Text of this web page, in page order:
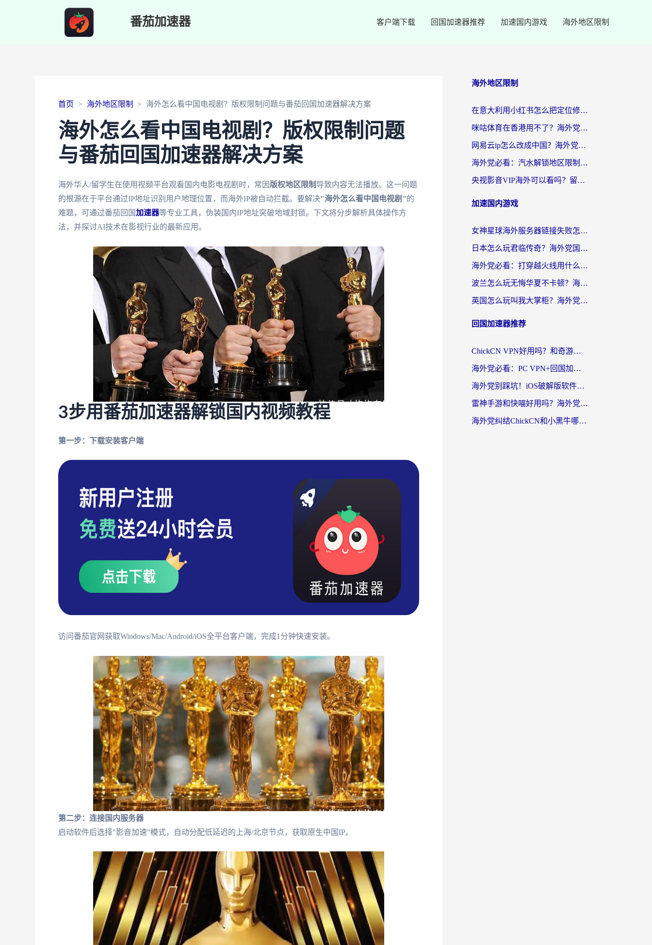
番茄加速器 客户端下载 回国加速器推荐 加速国内游戏 海外地区限制
首页 海外地区限制 海外怎么看中国电视剧？版权限制问题与番茄回国加速器解决方案
海外怎么看中国电视剧？版权限制问题
与番茄回国加速器解决方案
海外华人/留学生在使用视频平台观看国内电影电视剧时，常因 版权地区限制 导致内容无法播放。这一问题
的根源在于平台通过IP地址识别用户地理位置，而海外IP被自动拦截。要解决"海外怎么看中国电视剧"的
难题，可通过番茄回国加速器等专业工具，伪装国内IP地址突破地域封锁。下文将分步解析具体操作方
法，并探讨AI技术在影视行业的最新应用。
3步用番茄加速器解锁国内视频教程
第一步：下载安装客户端
访问番茄官网获取Windows/Mac/Android/iOS全平台客户端，完成1分钟快速安装。
第二步：连接国内服务器
启动软件后选择"影音加速"模式，自动分配低延迟的上海/北京节点，获取原生中国IP。
海外地区限制
在意大利用小红书怎么把定位修改到中国国内？3个实用技巧+1个靠谱工具帮你搞定
咪咕体育在香港用不了？海外党必看的回国加速器选择指南（附3个真实场景解决方案）
网易云ip怎么改成中国？海外党听音乐听书的无痛解决方案
海外党必看：汽水解锁地区限制怎么解除？3招解决国内影音&生活服务难题
央视影音VIP海外可以看吗？留学生亲测有效的回国加速器选择指南
加速国内游戏
女神星球海外服务器链接失败怎么解决？海外党国服游戏加速避坑指南
日本怎么玩君临传奇？海外党国服游戏加速避坑指南（附菲律宾欧洲玩家实测）
海外党必看：打穿越火线用什么加速器？解决延迟卡顿，还能玩奇妙拼图世界和第五人格
波兰怎么玩无悔华夏不卡顿？海外国服游戏加速器终极指南（附征途2萤火突击解决方案）
英国怎么玩叫我大掌柜？海外党国服游戏加速避坑指南（附实测推荐）
回国加速器推荐
ChickCN VPN好用吗？和奇游手游VPN对比哪个回国效果更好？海外党亲测实用指南
海外党必看：PC VPN+回国加速器怎么选？无缝访问国内资源全攻略
海外党别踩坑！iOS破解版软件不可靠？教你选对回国加速器无缝看国内资源
雷神手游和快喵好用吗？海外党亲测5款回国加速器，附斧牛Bling对比+微信视频号解决办法
海外党纠结ChickCN和小黑牛哪个好？一篇帮你选对回国加速器的实用指南